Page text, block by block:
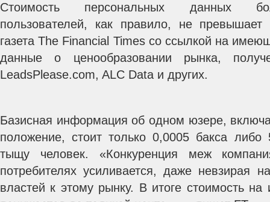
Стоимость персональных данных
пользователей, как правило, не
газета The Financial Times со ссылкой на
данные о ценообразовании рынка,
LeadsPlease.com, ALC Data и других.
Базисная информация об одном юзере,
положение, стоит только 0,0005 бакса
тыщу человек. «Конкуренция меж
потребителях усиливается, даже невзирая
властей к этому рынку. В итоге стоимость